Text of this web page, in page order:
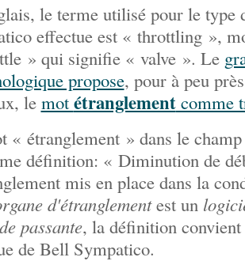
le terme utilisé pour le type
effectue est « throttling»,
» qui signifie « valve ». Le
propose, pour à peu
le motétranglementcomme
« étranglement » dans le
définition: « Diminution de
mis en place dans la
d'étranglementest un
passante, la définition
de Bell Sympatico.